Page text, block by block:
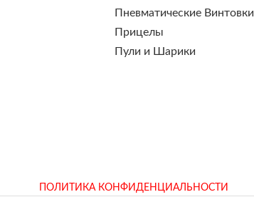
Пневматические Винтовки
Прицелы
Пули и Шарики
ПОЛИТИКА КОНФИДЕНЦИАЛЬНОСТИ